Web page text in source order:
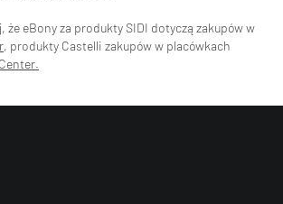
że eBony za produkty SIDI dotyczą zakupów w
, produkty Castelli zakupów w placówkach